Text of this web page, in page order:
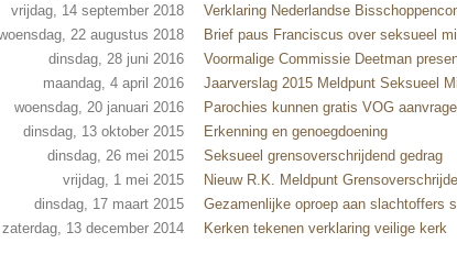
vrijdag, 14 september 2018
Verklaring Nederlandse
22 augustus 2018
Brief paus Franciscus over seksueel
dinsdag, 28 juni 2016
Voormalige Commissie Deetman
maandag, 4 april 2016
Jaarverslag 2015 Meldpunt Seksueel
woensdag, 20 januari 2016
Parochies kunnen gratis VOG
dinsdag, 13 oktober 2015
Erkenning en genoegdoening
dinsdag, 26 mei 2015
Seksueel grensoverschrijdend gedrag
vrijdag, 1 mei 2015
Nieuw R.K. Meldpunt
dinsdag, 17 maart 2015
Gezamenlijke oproep aan slachtoffers
zaterdag, 13 december 2014
Kerken tekenen verklaring veilige kerk